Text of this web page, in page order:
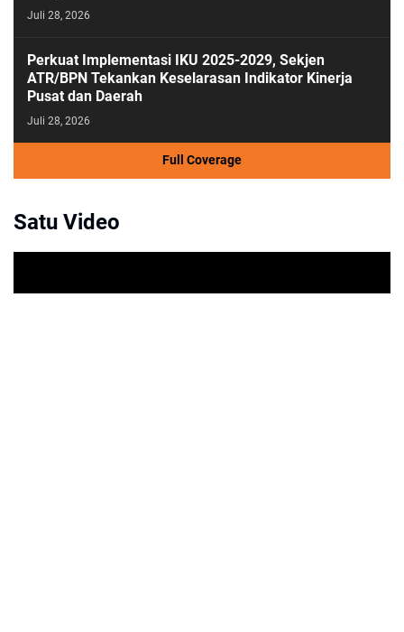
Juli 28, 2026
Perkuat Implementasi IKU 2025-2029, Sekjen
ATR/BPN Tekankan Keselarasan Indikator Kinerja
Pusat dan Daerah
Juli 28, 2026
Full Coverage
Satu Video